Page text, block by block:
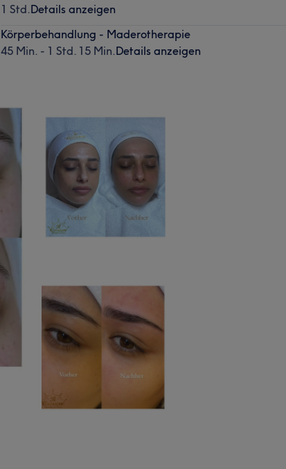
1 Std.Details anzeigen
Körperbehandlung - Maderotherapie
45 Min. - 1 Std. 15 Min.Details anzeigen